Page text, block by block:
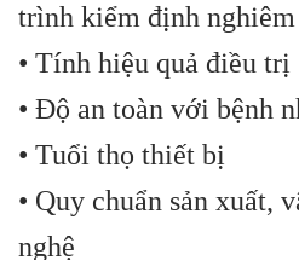
trình kiểm định nghiêm
• Tính hiệu quả điều trị
• Độ an toàn với bệnh
• Tuổi thọ thiết bị
• Quy chuẩn sản xuất,
nghệ